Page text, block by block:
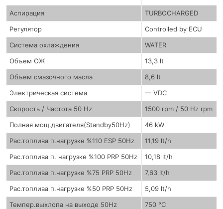
Аспирация
TURBOCHARGED
Регулятор
Controlled by ECU
Система охлаждения
WATER
Объем ОЖ
13,3 lt
Объем смазочного масла
8,6 lt
Электрическая система
— VDC
Скорость / Частота 50 Hz
1500 rpm / 50 Hz rpm
Полная мощ.двигателя(Standby50Hz)
46 kW
Рас.топлива п.нагрузке %110 ESP 50Hz
11,19 lt/h
Рас.топлива п. нагрузке %100 PRP 50Hz
10,18 lt/h
Рас.топлива п.нагрузке %75 PRP 50Hz
7,63 lt/h
Рас.топлива п.нагрузке %50 PRP 50Hz
5,09 lt/h
Темпер.выхлопа на выходе 50Hz
750 °C